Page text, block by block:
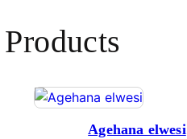
Agehana elwesi